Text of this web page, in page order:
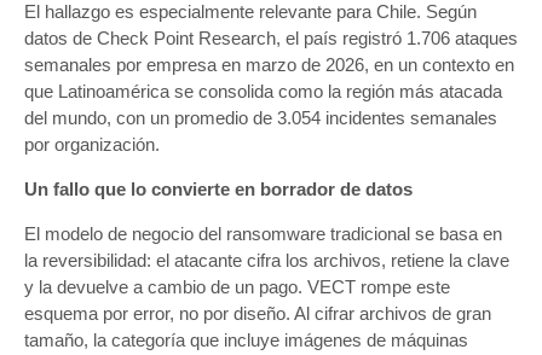
El hallazgo es especialmente relevante para Chile. Según
datos de Check Point Research, el país registró 1.706 ataques
semanales por empresa en marzo de 2026, en un contexto en
que Latinoamérica se consolida como la región más atacada
del mundo, con un promedio de 3.054 incidentes semanales
por organización.
Un fallo que lo convierte en borrador de datos
El modelo de negocio del ransomware tradicional se basa en
la reversibilidad: el atacante cifra los archivos, retiene la clave
y la devuelve a cambio de un pago. VECT rompe este
esquema por error, no por diseño. Al cifrar archivos de gran
tamaño, la categoría que incluye imágenes de máquinas